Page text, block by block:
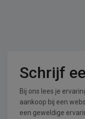
Schrijf
Bij ons lees je
aankoop bij een
een geweldige